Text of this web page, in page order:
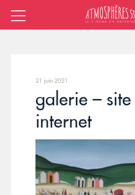
21 juin 2021
galerie – site
internet